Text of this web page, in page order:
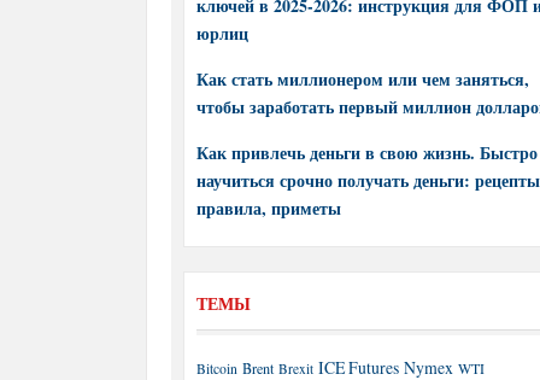
ключей в 2025-2026: инструкция для ФОП
юрлиц
Как стать миллионером или чем заняться,
чтобы заработать первый миллион
Как привлечь деньги в свою жизнь. Быстро
научиться срочно получать деньги:
правила, приметы
ТЕМЫ
Bitcoin Brent Brexit ICE Futures Nymex WTI